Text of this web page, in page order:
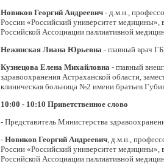
Новиков Георгий Андреевич - д.м.н.,
России «Российский университет медицины»,
Российской Ассоциации паллиативной
Нежинская Лиана Юрьевна - главный врач
Кузнецова Елена Михайловна - главный
здравоохранения Астраханской области,
клиническая больница №2 имени братьев
10:00 - 10:10 Приветственное слово
- Представитель Министерства
- Новиков Георгий Андреевич, д.м.н.,
России «Российский университет медицины»,
Российской Ассоциации паллиативной